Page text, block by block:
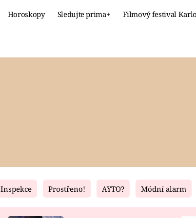
Horoskopy Sledujte prima+ Filmový festival
Fresh Living
Inspekce Prostřeno! AYTO? Módní alarm